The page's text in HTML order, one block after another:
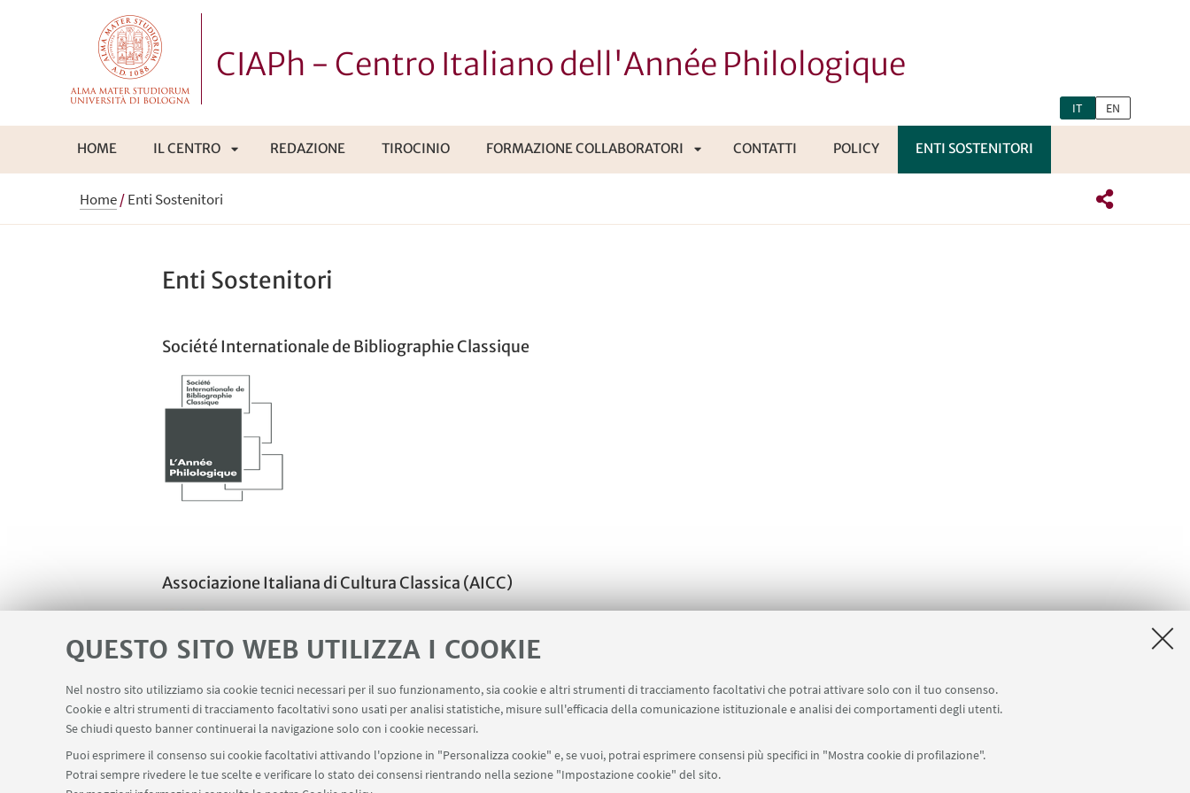
QUESTO SITO WEB UTILIZZA I COOKIE
Nel nostro sito utilizziamo sia cookie tecnici necessari per il suo funzionamento, sia cookie e altri strumenti di tracciamento facoltativi che potrai attivare solo con il tuo consenso.
Cookie e altri strumenti di tracciamento facoltativi sono usati per analisi statistiche, misure sull'efficacia della comunicazione istituzionale e analisi dei comportamenti degli utenti.
Se chiudi questo banner continuerai la navigazione solo con i cookie necessari.
Puoi esprimere il consenso sui cookie facoltativi attivando l'opzione in "Personalizza cookie" e, se vuoi, potrai esprimere consensi più specifici in "Mostra cookie di profilazione".
Potrai sempre rivedere le tue scelte e verificare lo stato dei consensi rientrando nella sezione "Impostazione cookie" del sito.
CIAPh - Centro Italiano dell'Année Philologique
IT EN
HOME IL CENTRO REDAZIONE TIROCINIO FORMAZIONE COLLABORATORI CONTATTI POLICY ENTI SOSTENITORI
Home/Enti Sostenitori
Enti Sostenitori
Société Internationale de Bibliographie Classique
Associazione Italiana di Cultura Classica (AICC)